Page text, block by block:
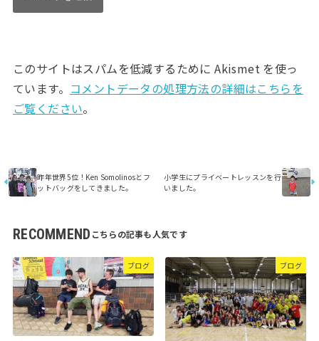
このサイトはスパムを低減するために Akismet を使っ
ています。 コメントデータの処理方法の詳細はこちらを
ご覧ください。
昨年世界5位！Ken Somolinosとフ
ットバッグをしてきました。
小学生にプライベートレッスンを行
いました。
RECOMMEND
ブログ ブログ